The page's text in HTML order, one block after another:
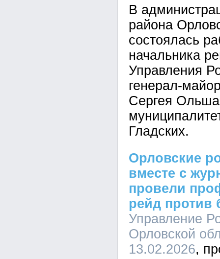
В
района
состоялась
начальника
Управления
генерал-
Сергея
Гладских.
Орловские
вместе с
провели
рейд против
Управление
Орловской
13.02.2026